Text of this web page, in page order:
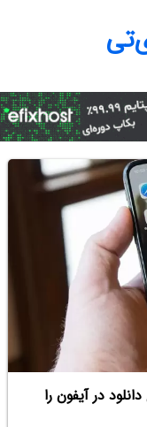
در آیفون را